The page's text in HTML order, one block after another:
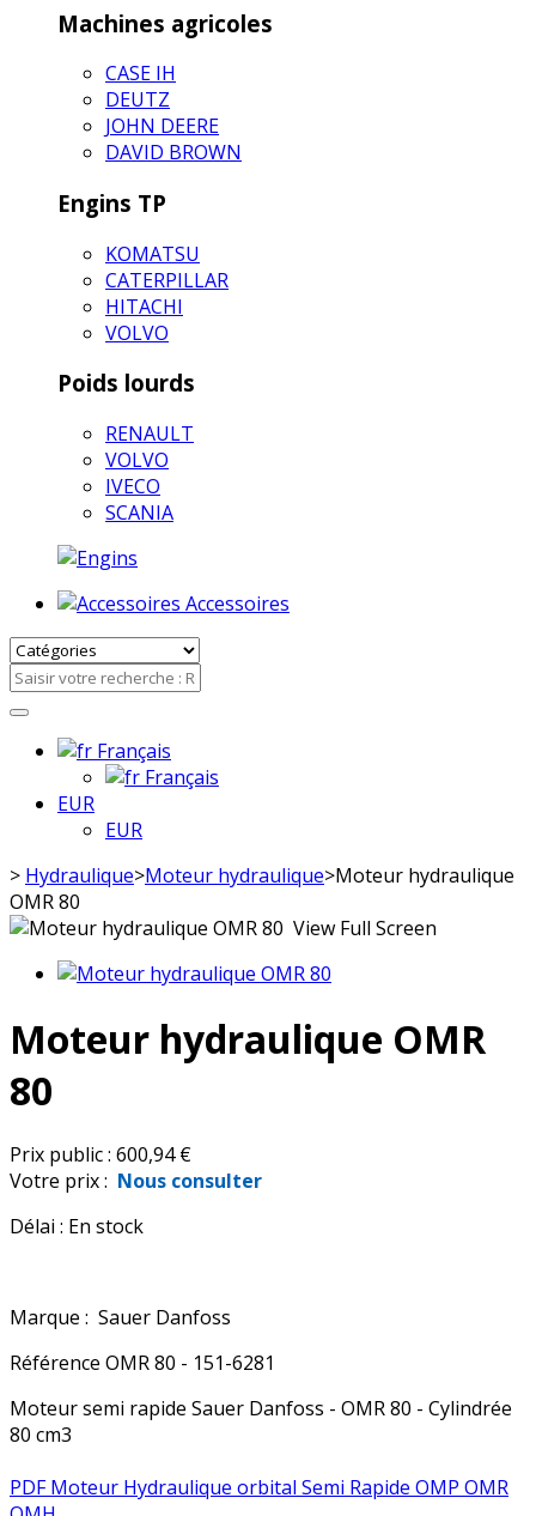
Machines agricoles
CASE IH
DEUTZ
JOHN DEERE
DAVID BROWN
Engins TP
KOMATSU
CATERPILLAR
HITACHI
VOLVO
Poids lourds
RENAULT
VOLVO
IVECO
SCANIA
Accessoires
Français
Français
EUR
EUR
> Hydraulique>Moteur hydraulique>Moteur hydraulique
OMR 80
View Full Screen
Moteur hydraulique OMR
80
Prix public : 600,94 €
Votre prix : Nous consulter
Délai : En stock
Marque : Sauer Danfoss
Référence OMR 80 - 151-6281
Moteur semi rapide Sauer Danfoss - OMR 80 - Cylindrée
80 cm3
PDF Moteur Hydraulique orbital Semi Rapide OMP OMR